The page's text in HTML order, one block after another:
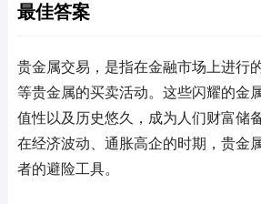
最佳答案
贵金属交易，是指在金融市场上进行
等贵金属的买卖活动。这些闪耀的金
值性以及历史悠久，成为人们财富储
在经济波动、通胀高企的时期，贵金
者的避险工具。